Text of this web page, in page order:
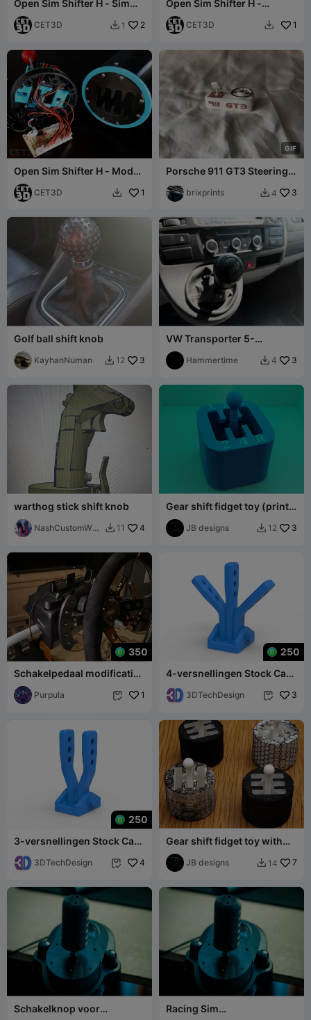
Open Sim Shifter H - Sim
Rig Ondersteuning Serie 40
Profielen
CET3D  1 2
Open Sim Shifter H -
Upgrades #1
CET3D  1
Open Sim Shifter H - Mod
USB Joystick Board
CET3D  1
GIF
Porsche 911 GT3 Steering
brixprints  4 3
Golf ball shift knob
KayhanNuman  12 3
VW Transporter 5-
versnellingspookknop
afdekplaat vervanging
Hammertime  4 3
warthog stick shift knob
NashCustomWoo
 11 4
Gear shift fidget toy (print
in place)
JB designs  12 3
350
Schakelpedaal modificatie
voor Logitech G923
Purpula  1
250
4-versnellingen Stock Car
1:25 3DTechDesign  3
250
3-versnellingen Stock Car
1:25 3DTechDesign  4
Gear shift fidget toy with
textures!!!
JB designs  14 7
Schakelknop voor
Racing Sim